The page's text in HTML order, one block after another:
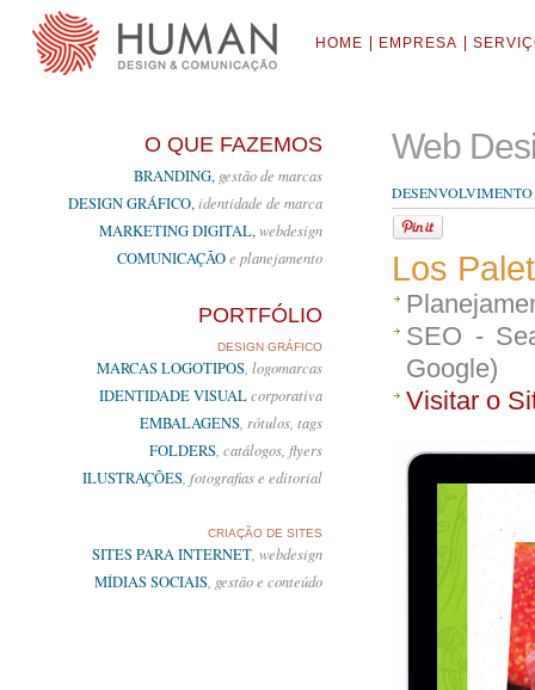
HOME EMPRESA
Web
Los
SEO -
Google)
Visitar o
O QUE FAZEMOS
BRANDING, gestão de marcas
DESIGN GRÁFICO,identidade de marca
MARKETING DIGITAL,webdesign
COMUNICAÇÃOe planejamento
PORTFÓLIO
DESIGN GRÁFICO
MARCAS LOGOTIPOS , logomarcas
IDENTIDADE VISUALcorporativa
EMBALAGENS , rótulos, tags
FOLDERS , catálogos, flyers
ILUSTRAÇÕES , fotografias e editorial
CRIAÇÃO DE SITES
SITES PARA INTERNET , webdesign
MÍDIAS SOCIAIS , gestão e conteúdo